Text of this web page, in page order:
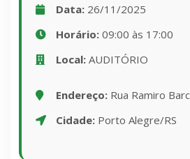
Data: 26/11/2025
Horário: 09:00 às 17:00
Local: AUDITÓRIO
Endereço: Rua Ramiro
Cidade: Porto Alegre/RS